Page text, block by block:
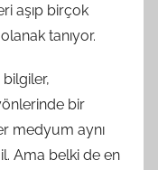
aşıp birçok
tanıyor.
bir
medyum aynı
Ama belki de en